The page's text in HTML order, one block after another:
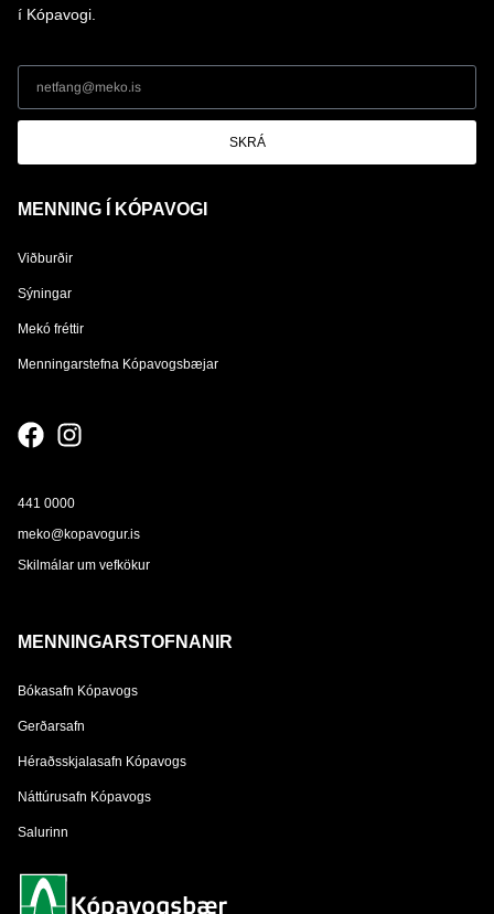
í Kópavogi.
SKRÁ
MENNING Í KÓPAVOGI
Viðburðir
Sýningar
Mekó fréttir
Menningarstefna Kópavogsbæjar
441 0000
meko@kopavogur.is
Skilmálar um vefkökur
MENNINGARSTOFNANIR
Bókasafn Kópavogs
Gerðarsafn
Héraðsskjalasafn Kópavogs
Náttúrusafn Kópavogs
Salurinn